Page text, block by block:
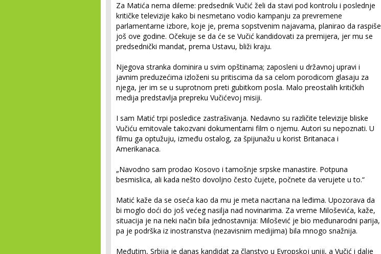
Za Matića nema dileme: predsednik Vučić želi da stavi pod kontrolu i poslednje
kritičke televizije kako bi nesmetano vodio kampanju za prevremene
parlamentarne izbore, koje je, prema sopstvenim najavama, planirao da raspiše
još ove godine. Očekuje se da će se Vučić kandidovati za premijera, jer mu se
predsednički mandat, prema Ustavu, bliži kraju.
Njegova stranka dominira u svim opštinama; zaposleni u državnoj upravi i
javnim preduzećima izloženi su pritiscima da sa celom porodicom glasaju za
njega, jer im se u suprotnom preti gubitkom posla. Malo preostalih kritičkih
medija predstavlja prepreku Vučićevoj misiji.
I sam Matić trpi posledice zastrašivanja. Nedavno su različite televizije bliske
Vučiću emitovale takozvani dokumentarni film o njemu. Autori su nepoznati. U
filmu ga optužuju, između ostalog, za špijunažu u korist Britanaca i
Amerikanaca.
„Navodno sam prodao Kosovo i tamošnje srpske manastire. Potpuna
besmislica, ali kada nešto dovoljno često čujete, počnete da verujete u to.“
Matić kaže da se oseća kao da mu je meta nacrtana na leđima. Upozorava da
bi moglo doći do još većeg nasilja nad novinarima. Za vreme Miloševića, kaže,
situacija je na neki način bila jednostavnija: Milošević je bio međunarodni parija,
pa je podrška iz inostranstva (nezavisnim medijima) bila mnogo snažnija.
Međutim, Srbija je danas kandidat za članstvo u Evropskoj uniji, a Vučić i dalje